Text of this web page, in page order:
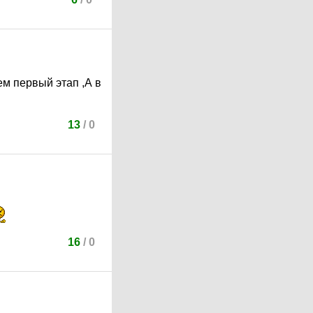
первый этап ,А в
13 / 0
16 / 0